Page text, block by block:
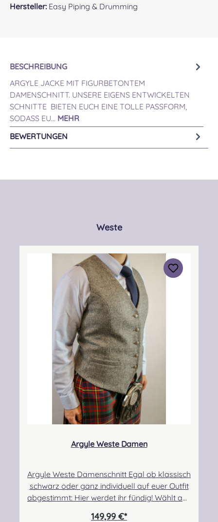
Hersteller: Easy Piping & Drumming
BESCHREIBUNG
ARGYLE JACKE MIT FIGURBETONTEM
DAMENSCHNITT. UNSERE EIGENS ENTWICKELTEN
SCHNITTE BIETEN EUCH EINE TOLLE PASSFORM,
SODASS EU… MEHR
BEWERTUNGEN
Produktgalerie überspringen
Weste
Argyle Weste Damen
Argyle Weste Damenschnitt Egal ob klassisch
schwarz oder ganz individuell auf euer Outfit
abgestimmt: Hier werdet ihr fündig! Wählt aus
149,99 €*